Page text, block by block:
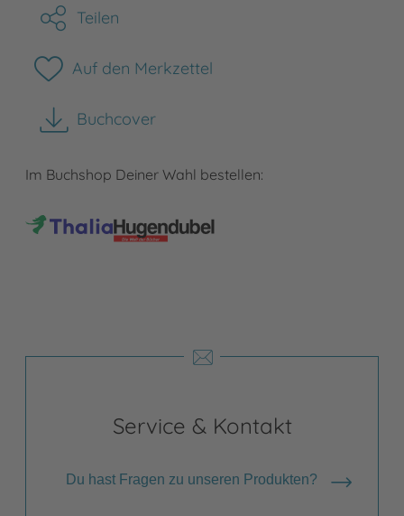
Teilen
Auf den Merkzettel
Buchcover
herunterladen
Im Buchshop Deiner Wahl bestellen:
Service & Kontakt
Du hast Fragen zu unseren Produkten?